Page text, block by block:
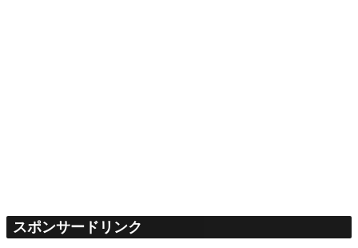
スポンサードリンク